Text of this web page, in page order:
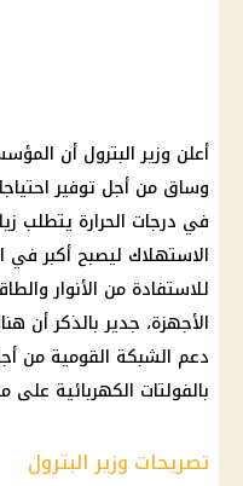
أعلن وزير البترول أن
وساق من أجل توفير
في درجات الحرارة يتطلب
الاستهلاك ليصبح أكبر في
للاستفادة من الأنوار
الأجهزة، جدير بالذكر أن
دعم الشبكة القومية من
بالفولتات الكهربائية على
تصريحات وزير البترول